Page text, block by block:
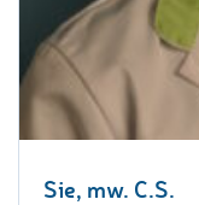
Sie, mw. C.S.